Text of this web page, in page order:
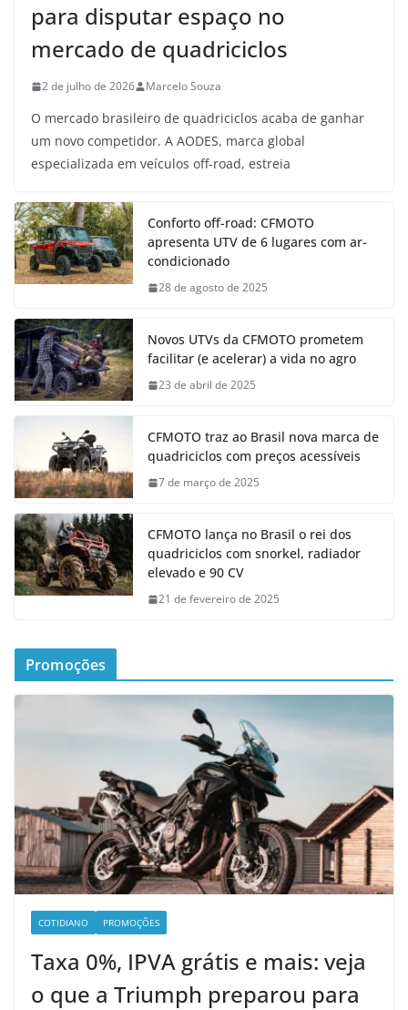
para disputar espaço no
mercado de quadriciclos
2 de julho de 2026 Marcelo Souza
O mercado brasileiro de quadriciclos acaba de ganhar
um novo competidor. A AODES, marca global
especializada em veículos off-road, estreia
Conforto off-road: CFMOTO
apresenta UTV de 6 lugares com ar-
condicionado
28 de agosto de 2025
Novos UTVs da CFMOTO prometem
facilitar (e acelerar) a vida no agro
23 de abril de 2025
CFMOTO traz ao Brasil nova marca de
quadriciclos com preços acessíveis
7 de março de 2025
CFMOTO lança no Brasil o rei dos
quadriciclos com snorkel, radiador
elevado e 90 CV
21 de fevereiro de 2025
Promoções
COTIDIANO PROMOÇÕES
Taxa 0%, IPVA grátis e mais: veja
o que a Triumph preparou para